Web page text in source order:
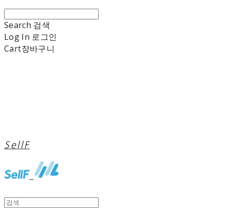
Search 검색
Log In 로그인
Cart장바구니
SellF